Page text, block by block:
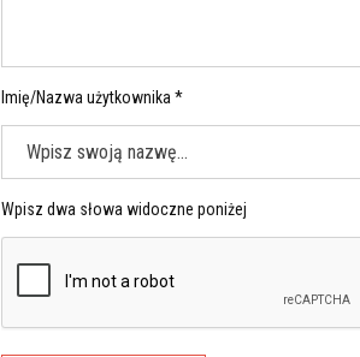
Imię/Nazwa użytkownika *
Wpisz dwa słowa widoczne poniżej